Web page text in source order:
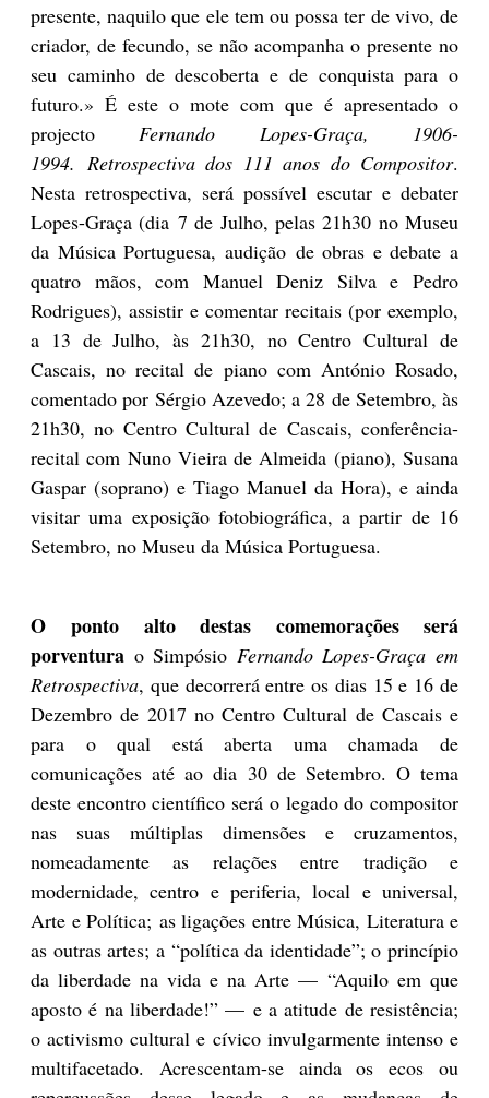
presente, naquilo que ele tem ou possa ter de vivo, de
criador, de fecundo, se não acompanha o presente no
seu caminho de descoberta e de conquista para o
futuro.» É este o mote com que é apresentado o
projectoFernando Lopes-Graça, 1906-
1994. Retrospectiva dos 111 anos do Compositor.
Nesta retrospectiva, será possível escutar e debater
Lopes-Graça (dia 7 de Julho, pelas 21h30 no Museu
da Música Portuguesa, audição de obras e debate a
quatro mãos, com Manuel Deniz Silva e Pedro
Rodrigues), assistir e comentar recitais (por exemplo,
a 13 de Julho, às 21h30, no Centro Cultural de
Cascais, no recital de piano com António Rosado,
comentado por Sérgio Azevedo; a 28 de Setembro, às
21h30, no Centro Cultural de Cascais, conferência-
recital com Nuno Vieira de Almeida (piano), Susana
Gaspar (soprano) e Tiago Manuel da Hora), e ainda
visitar uma exposição fotobiográfica, a partir de 16
Setembro, no Museu da Música Portuguesa.
O ponto alto destas comemorações será
porventura o Simpósio Fernando Lopes-Graça em
Retrospectiva, que decorrerá entre os dias 15 e 16 de
Dezembro de 2017 no Centro Cultural de Cascais e
para o qual está aberta uma chamada de
comunicações até ao dia 30 de Setembro. O tema
deste encontro científico será o legado do compositor
nas suas múltiplas dimensões e cruzamentos,
nomeadamente as relações entre tradição e
modernidade, centro e periferia, local e universal,
Arte e Política; as ligações entre Música, Literatura e
as outras artes; a “política da identidade”; o princípio
da liberdade na vida e na Arte — “Aquilo em que
aposto é na liberdade!” — e a atitude de resistência;
o activismo cultural e cívico invulgarmente intenso e
multifacetado. Acrescentam-se ainda os ecos ou